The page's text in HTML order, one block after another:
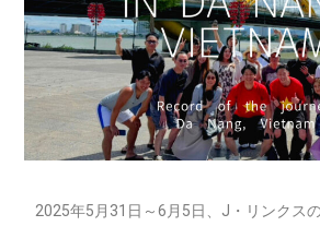
2025年5月31日～6月5日、J・リンクス